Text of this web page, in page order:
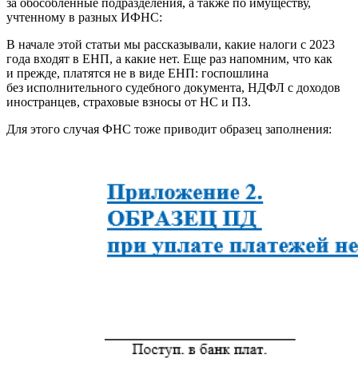
за обособленные подразделения, а также по имуществу,
учтенному в разных ИФНС:
В начале этой статьи мы рассказывали, какие налоги с 2023
года входят в ЕНП, а какие нет. Еще раз напомним, что как
и прежде, платятся не в виде ЕНП: госпошлина
без исполнительного судебного документа, НДФЛ с доходов
иностранцев, страховые взносы от НС и ПЗ.
Для этого случая ФНС тоже приводит образец заполнения: